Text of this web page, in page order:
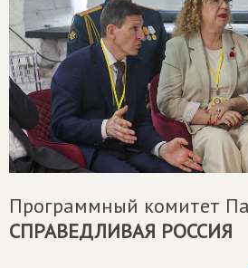
Программный комитет
СПРАВЕДЛИВАЯ РОССИЯ